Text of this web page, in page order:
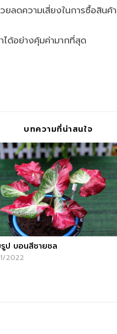
ลดความเสี่ยงในการซื้อสิน
ได้อย่างคุ้มค่ามากที่สุด
บทความที่น่าสนใจ
ป บอนสีชายชล
2022